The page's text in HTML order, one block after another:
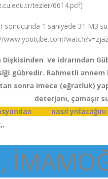
tezler/6614.pdf)
sonucunda 1 saniyede 31 M3
Rahmetli annem
imece (eğratluk)
deterjanı, çamaşır suyu,
nasıl yrılacağını